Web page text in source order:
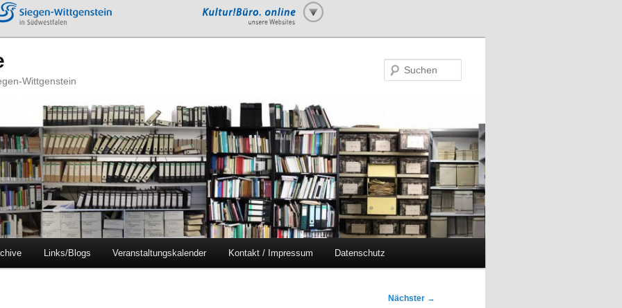
Wittgenstein
Links/Blogs Veranstaltungskalender Kontakt / Impressum Datenschutz
Nächster →